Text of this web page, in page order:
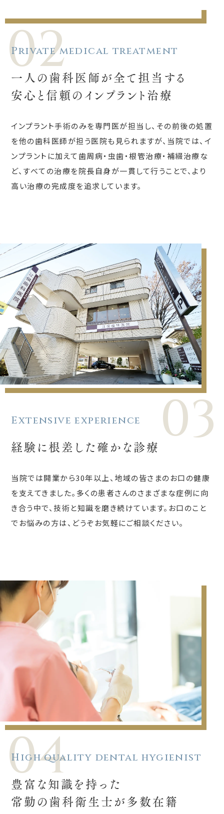
02
Private medical treatment
一人の歯科医師が全て担当する
安心と信頼のインプラント治療
インプラント手術のみを専門医が担当し、その前後の処置
を他の歯科医師が担う医院も見られますが、当院では、イ
ンプラントに加えて歯周病・虫歯・根管治療・補綴治療な
ど、すべての治療を院長自身が一貫して行うことで、より
高い治療の完成度を追求しています。
03
Extensive experience
経験に根差した確かな診療
当院では開業から30年以上、地域の皆さまのお口の健康
を支えてきました。多くの患者さんのさまざまな症例に向
き合う中で、技術と知識を磨き続けています。お口のこと
でお悩みの方は、どうぞお気軽にご相談ください。
04
High quality dental hygienist
豊富な知識を持った
常勤の歯科衛生士が多数在籍